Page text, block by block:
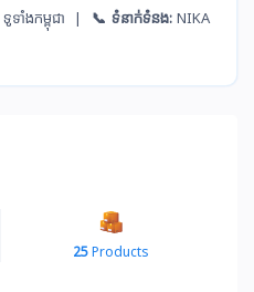
ទូទាំងកម្ពុជា | 📞 ទំនាក់ទំនង:NIKA
25Products